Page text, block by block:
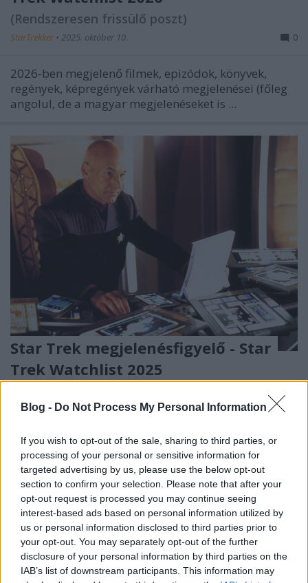
Blog - Do Not Process My Personal Information
If you wish to opt-out of the sale, sharing to third parties, or
processing of your personal or sensitive information for
targeted advertising by us, please use the below opt-out
section to confirm your selection. Please note that after your
opt-out request is processed you may continue seeing
interest-based ads based on personal information utilized by
us or personal information disclosed to third parties prior to
your opt-out. You may separately opt-out of the further
disclosure of your personal information by third parties on the
IAB’s list of downstream participants. This information may
(Rendszeresen frissülő poszt)
StarTrekker • 2025. október 10. 0
2026-ben megjelenő filmek, epizódok, könyvek,
regények, képregények várható megjelenései (főleg
angolul, de a magyar megjelenéseket is ...
Star Trek megjelenésfigyelő - Star
Trek Watchlist 2025
epizódok, könyvek, regények, képregények várható
megjelenéseit tartalmazza főleg az angol ...